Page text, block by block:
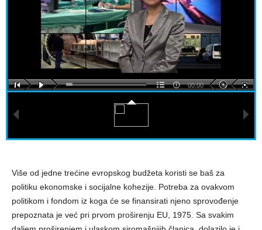
00:00
Više od jedne trećine evropskog budžeta koristi se baš za
politiku ekonomske i socijalne kohezije. Potreba za ovakvom
politikom i fondom iz koga će se finansirati njeno sprovođenje
prepoznata je već pri prvom proširenju EU, 1975. Sa svakim